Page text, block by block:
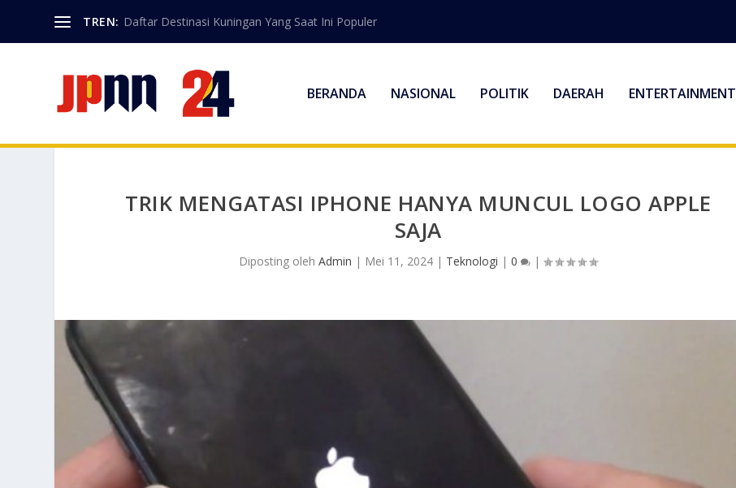
TREN: Daftar Destinasi Kuningan Yang Saat Ini Populer
BERANDA NASIONAL POLITIK DAERAH ENTERTAINMENT
TRIK MENGATASI IPHONE HANYA MUNCUL LOGO APPLE
SAJA
Diposting olehAdmin | Mei 11, 2024 | Teknologi |0 |